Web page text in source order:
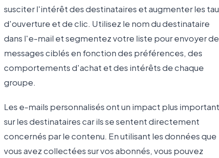
susciter l'intérêt des destinataires et augmenter les
d'ouverture et de clic. Utilisez le nom du destinataire
dans l'e-mail et segmentez votre liste pour envoyer
messages ciblés en fonction des préférences, des
comportements d'achat et des intérêts de chaque
groupe.
Les e-mails personnalisés ont un impact plus important
sur les destinataires car ils se sentent directement
concernés par le contenu. En utilisant les données que
vous avez collectées sur vos abonnés, vous pouvez